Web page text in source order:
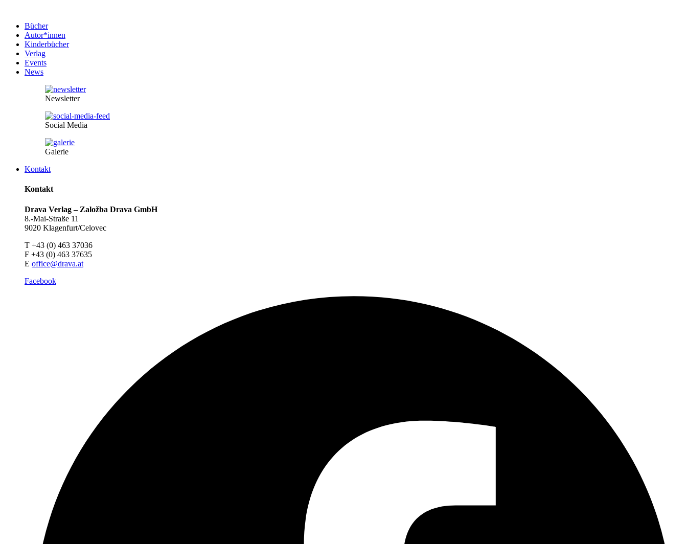
Bücher
Autor*innen
Kinderbücher
Verlag
Events
News
Newsletter
Social Media
Galerie
Kontakt
Kontakt
Drava Verlag – Založba Drava GmbH
8.-Mai-Straße 11
9020 Klagenfurt/Celovec
T +43 (0) 463 37036
F +43 (0) 463 37635
E office@drava.at
Facebook